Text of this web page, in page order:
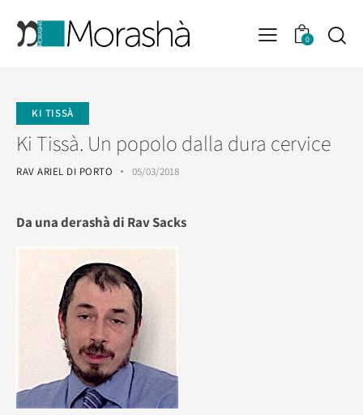
0
KI TISSÀ
Ki Tissà. Un popolo dalla dura cervice
RAV ARIEL DI PORTO 05/03/2018
Da una derashà di Rav Sacks